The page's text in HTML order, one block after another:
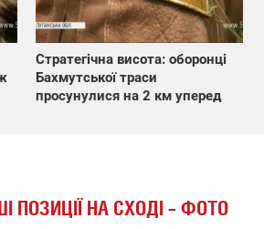
Стратегічна висота: оборонці
Бахмутської траси
просунулися на 2 км уперед
ПОЗИЦІЇ НА СХОДІ – ФОТО